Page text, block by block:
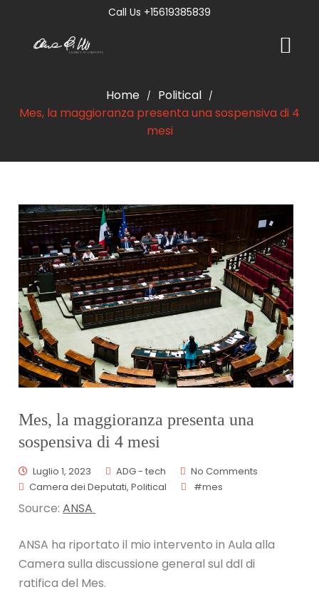
Call Us +15619385839
Home / Political /
Mes, la maggioranza presenta una sospensiva di 4
mesi
Mes, la maggioranza presenta una
sospensiva di 4 mesi
Luglio 1, 2023 ADG - tech
No Comments
Camera dei Deputati,Political #mes
Source:ANSA
ANSA ha riportato il mio intervento in Aula alla
Camera sulla discussione general sul ddl di
ratifica del Mes.